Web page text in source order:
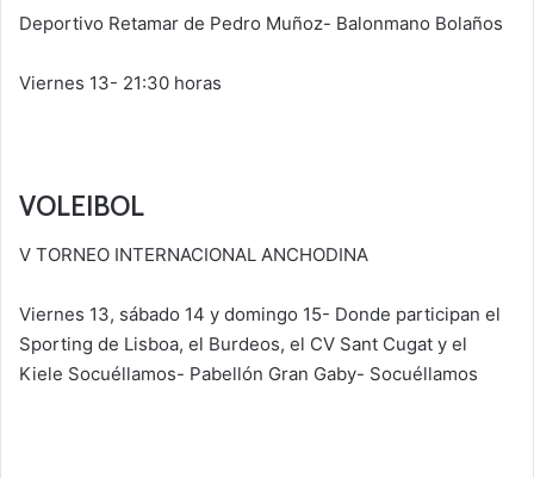
Deportivo Retamar de Pedro Muñoz- Balonmano Bolaños
Viernes 13- 21:30 horas
VOLEIBOL
V TORNEO INTERNACIONAL ANCHODINA
Viernes 13, sábado 14 y domingo 15- Donde participan el
Sporting de Lisboa, el Burdeos, el CV Sant Cugat y el
Kiele Socuéllamos- Pabellón Gran Gaby- Socuéllamos